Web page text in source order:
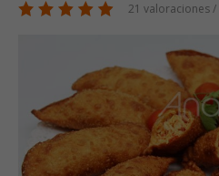
21 valoraciones